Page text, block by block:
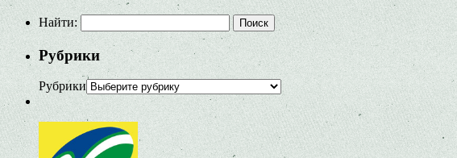
Найти:
Рубрики
Рубрики